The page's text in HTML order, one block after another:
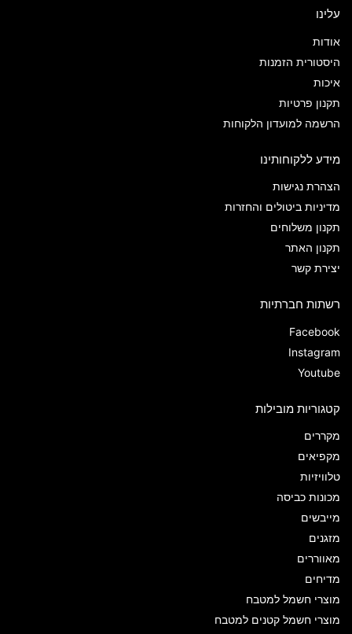
עלינו
אודות
היסטורית הזמנות
איכות
תקנון פרטיות
הרשמה למועדון הלקוחות
מידע ללקוחותינו
הצהרת נגישות
מדיניות ביטולים והחזרות
תקנון משלוחים
תקנון האתר
יצירת קשר
רשתות חברתיות
Facebook
Instagram
Youtube
קטגוריות מובילות
מקררים
מקפיאים
טלוויזיות
מכונות כביסה
מייבשים
מזגנים
מאווררים
מדיחים
מוצרי חשמל למטבח
מוצרי חשמל קטנים למטבח